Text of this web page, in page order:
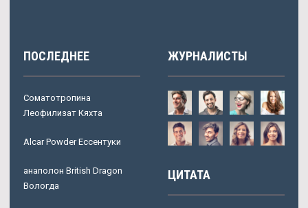
ПОСЛЕДНЕЕ
Соматотропина
Леофилизат Кяхта
Alcar Powder Ессентуки
анаполон British Dragon
Вологда
ЖУРНАЛИСТЫ
ЦИТАТА